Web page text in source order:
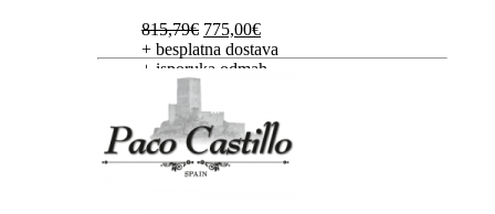
815,79€ Izvorna
cijena
bila
815,79€.
775,00€Trenutna
cijena
je:
+ besplatna dostava
+ isporuka odmah